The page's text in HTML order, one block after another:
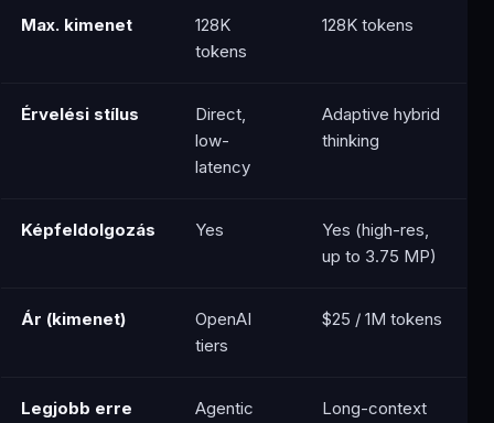
Max. kimenet
128K
tokens
128K tokens
Érvelési stílus
Direct,
low-
latency
Adaptive hybrid
thinking
Képfeldolgozás Yes
Yes (high-res,
up to 3.75 MP)
Ár (kimenet)
OpenAI
tiers
$25 / 1M tokens
Legjobb erre
Agentic
Long-context